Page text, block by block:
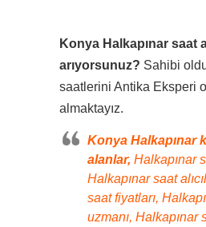
Konya Halkapınar saat
arıyorsunuz? Sahibi
saatlerini Antika Eksperi
almaktayız.
Konya Halkapınar
alanlar, Halkapınar
Halkapınar saat
saat fiyatları,
uzmanı, Halkapınar